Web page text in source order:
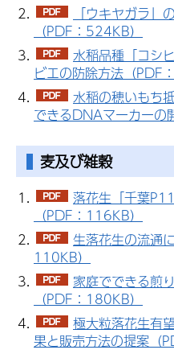
「ウキヤガラ」
（PDF：524KB）
水稲品種「コシ
ビエの防除方法（PDF
水稲の穂いもち
できるDNAマーカーの
麦及び雑穀
落花生「千葉
（PDF：116KB）
生落花生の流通
110KB）
家庭でできる煎
（PDF：180KB）
極大粒落花生有
果と販売方法の提案（